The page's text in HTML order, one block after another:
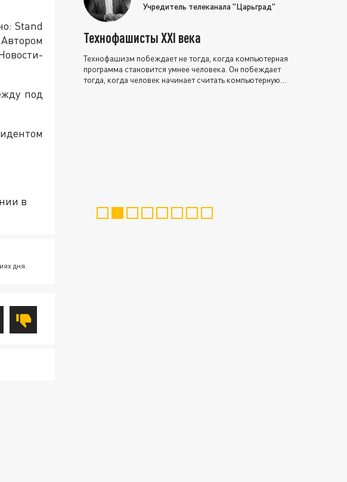
Stand
под
в
дня.
Учредитель телеканала "Царьград"
Технофашисты XXI века
Технофашизм побеждает не тогда, когда компьютерная
программа становится умнее человека. Он побеждает
тогда, когда человек начинает считать компьютерную